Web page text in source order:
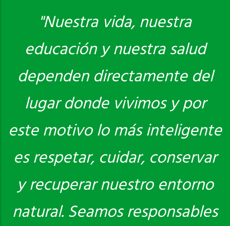
"Nuestra vida, nuestra
educación y nuestra salud
dependen directamente del
lugar donde vivimos y por
este motivo lo más inteligente
es respetar, cuidar, conservar
y recuperar nuestro entorno
natural. Seamos responsables